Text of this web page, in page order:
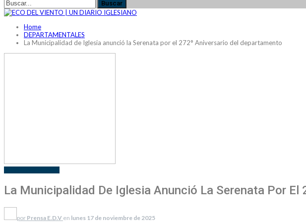
Home
DEPARTAMENTALES
La Municipalidad de Iglesia anunció la Serenata por el 272° Aniversario del departamento
La Municipalidad De Iglesia Anunció La Serenata Por
por Prensa E.D.V en lunes 17 de noviembre de 2025